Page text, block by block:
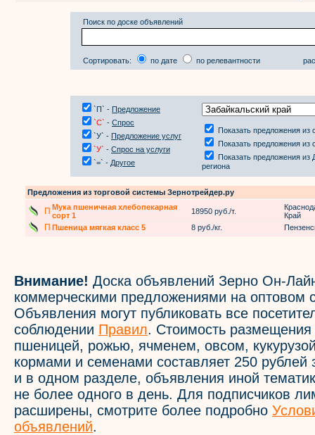
Поиск по доске объявлений
Сортировать: по дате по релевантности
`П` - Предложение
`С` - Спрос
`У` - Предложение услуг
`У` - Спрос на услуги
`=` - Другое
Показать предложения из
Показать предложения из
Показать предложения из
региона
Предложения из торговой системы Зернотрейдер.ру
П Мука пшеничная хлебопекарная
сорт 1
18950 руб./т.
Край
П Пшеница мягкая класс 5 8 руб./кг.
Внимание! Доска объявлений Зерно Он-
коммерческими предложениями на оптовом
Объявления могут публиковать все
соблюдении Правил. Стоимость
пшеницей, рожью, ячменем, овсом,
кормами и семенами составляет 250 рублей
и в одном разделе, объявления иной
не более одного в день. Для подписчиков
расширены, смотрите более подробно
объявлений.